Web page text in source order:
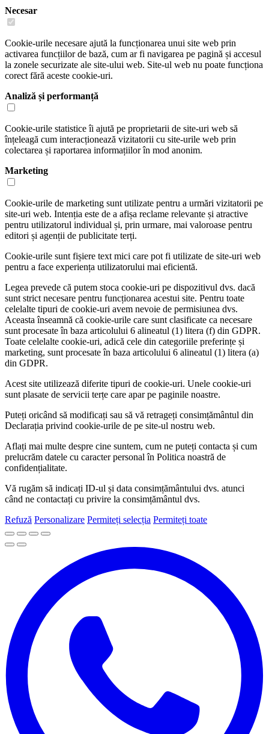
Necesar
Cookie-urile necesare ajută la funcționarea unui site web prin
activarea funcțiilor de bază, cum ar fi navigarea pe pagină și accesul
la zonele securizate ale site-ului web. Site-ul web nu poate funcționa
corect fără aceste cookie-uri.
Analiză și performanță
Cookie-urile statistice îi ajută pe proprietarii de site-uri web să
înțeleagă cum interacționează vizitatorii cu site-urile web prin
colectarea și raportarea informațiilor în mod anonim.
Marketing
Cookie-urile de marketing sunt utilizate pentru a urmări vizitatorii pe
site-uri web. Intenția este de a afișa reclame relevante și atractive
pentru utilizatorul individual și, prin urmare, mai valoroase pentru
editori și agenții de publicitate terți.
Cookie-urile sunt fișiere text mici care pot fi utilizate de site-uri web
pentru a face experiența utilizatorului mai eficientă.
Legea prevede că putem stoca cookie-uri pe dispozitivul dvs. dacă
sunt strict necesare pentru funcționarea acestui site. Pentru toate
celelalte tipuri de cookie-uri avem nevoie de permisiunea dvs.
Aceasta înseamnă că cookie-urile care sunt clasificate ca necesare
sunt procesate în baza articolului 6 alineatul (1) litera (f) din GDPR.
Toate celelalte cookie-uri, adică cele din categoriile preferințe și
marketing, sunt procesate în baza articolului 6 alineatul (1) litera (a)
din GDPR.
Acest site utilizează diferite tipuri de cookie-uri. Unele cookie-uri
sunt plasate de servicii terțe care apar pe paginile noastre.
Puteți oricând să modificați sau să vă retrageți consimțământul din
Declarația privind cookie-urile de pe site-ul nostru web.
Aflați mai multe despre cine suntem, cum ne puteți contacta și cum
prelucrăm datele cu caracter personal în Politica noastră de
confidențialitate.
Vă rugăm să indicați ID-ul și data consimțământului dvs. atunci
când ne contactați cu privire la consimțământul dvs.
Refuză Personalizare Permiteți selecția Permiteți toate